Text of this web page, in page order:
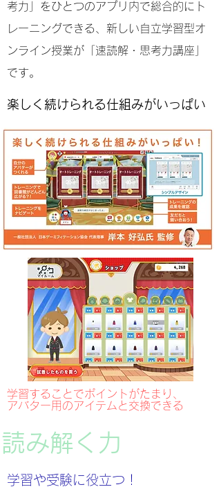
考力」をひとつのアプリ内で総合的にト
レーニングできる、 ​新しい自立学習型オ
ンライン授業が「速読解・思考力講座」
です。
楽しく続けられる仕組みがいっぱい
学習することでポイントがたまり、
アバター用のアイテムと交換できる
読み解く力
学習や受験に役立つ！